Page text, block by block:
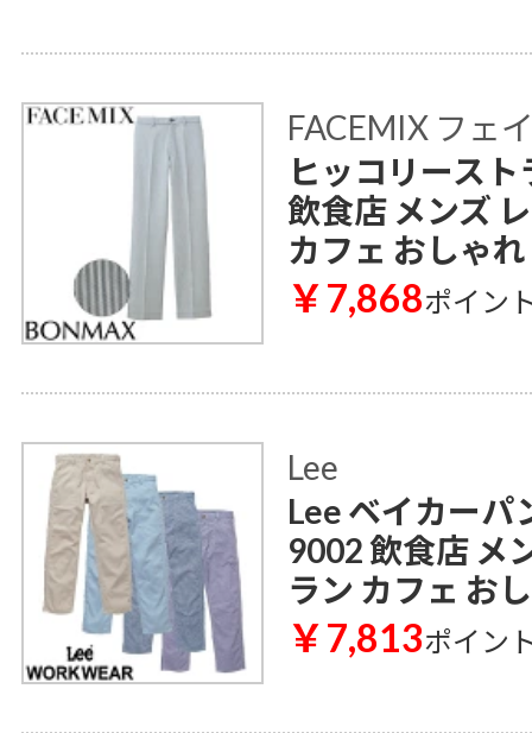
FACEMIX フェ
ヒッコリース
飲食店 メンズ
カフェ おしゃ
￥7,868ポイン
Lee
Lee ベイカーパ
9002 飲食店 メ
ラン カフェ お
￥7,813ポイン